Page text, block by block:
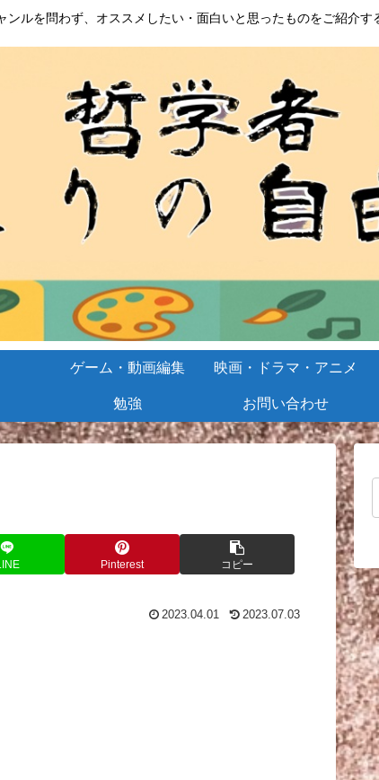
ルを問わず、オススメしたい・面白いと思ったものをご紹介す
ゲーム・動画編集 映画・ドラマ・アニメ
勉強 お問い合わせ
Pinterest コピー
2023.04.01 2023.07.03